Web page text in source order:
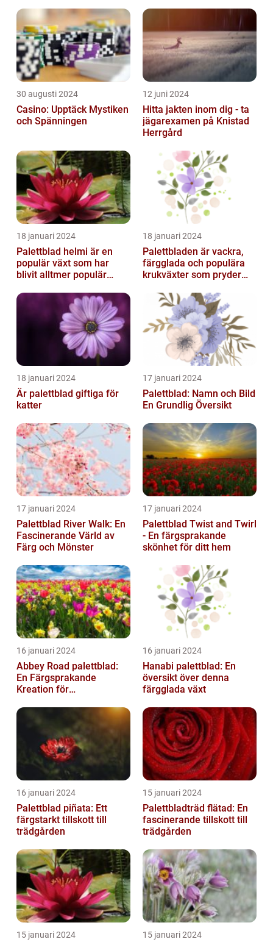
30 augusti 2024
Casino: Upptäck Mystiken
och Spänningen
12 juni 2024
Hitta jakten inom dig - ta
jägarexamen på Knistad
Herrgård
18 januari 2024
Palettblad helmi är en
populär växt som har
blivit alltmer populär
trädgårdsentusiaster
18 januari 2024
Palettbladen är vackra,
färgglada och populära
krukväxter som pryder
trädgårdar runt o...
18 januari 2024
Är palettblad giftiga för
katter
17 januari 2024
Palettblad: Namn och Bild
En Grundlig Översikt
17 januari 2024
Palettblad River Walk: En
Fascinerande Värld av
Färg och Mönster
17 januari 2024
Palettblad Twist and Twirl
- En färgsprakande
skönhet för ditt hem
16 januari 2024
Abbey Road palettblad:
En Färgsprakande
Kreation för
16 januari 2024
Hanabi palettblad: En
översikt över denna
färgglada växt
16 januari 2024
Palettblad piñata: Ett
färgstarkt tillskott till
trädgården
15 januari 2024
Palettbladträd flätad: En
fascinerande tillskott till
trädgården
15 januari 2024 15 januari 2024